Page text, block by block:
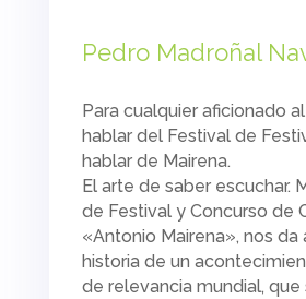
Pedro Madroñal
Para cualquier aficionado
hablar del Festival de
hablar de Mairena.
El arte de saber escuchar.
de Festival y Concurso de
«Antonio Mairena», nos da
historia de un
de relevancia mundial, que